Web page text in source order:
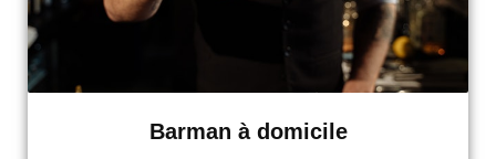
Barman à domicile